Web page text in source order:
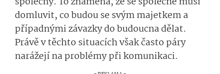
domluvit, co budou se svým majetkem a
případnými závazky do budoucna dělat.
Právě v těchto situacích však často páry
narážejí na problémy při komunikaci.